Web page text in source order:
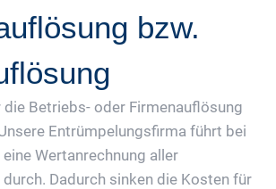
bzw.
die Betriebs- oder Firmenauflösung
Entrümpelungsfirma führt bei
Wertanrechnung aller
Dadurch sinken die Kosten für